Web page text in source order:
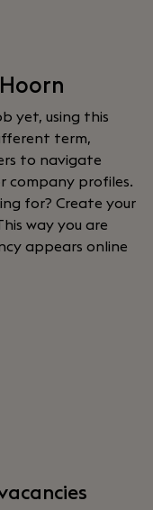
yet, using this
term,
to navigate
company profiles.
for? Create your
way you are
appears online